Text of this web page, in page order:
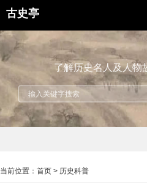
古史亭
了解历史名人及人物
当前位置： 首页 > 历史科普